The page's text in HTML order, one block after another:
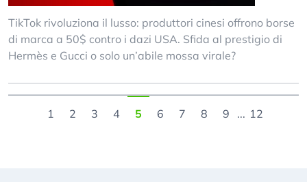
TikTok rivoluziona il lusso: produttori cinesi offrono borse
di marca a 50$ contro i dazi USA. Sfida al prestigio di
Hermès e Gucci o solo un’abile mossa virale?
1 2 3 4 5 6 7 8 9 ... 12